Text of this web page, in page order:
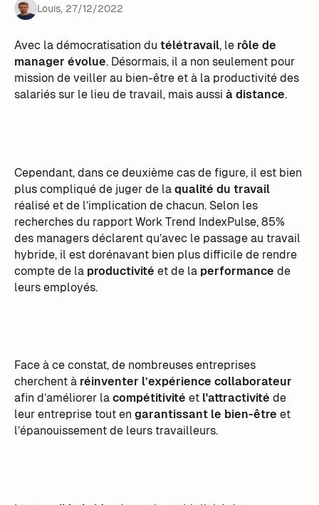
Louis, 27/12/2022
Avec la démocratisation du télétravail, le rôle de
manager évolue. Désormais, il a non seulement pour
mission de veiller au bien-être et à la productivité des
salariés sur le lieu de travail, mais aussi à distance.
Cependant, dans ce deuxième cas de figure, il est bien
plus compliqué de juger de laqualité du travail
réalisé et de l’implication de chacun. Selon les
recherches du rapport Work Trend IndexPulse, 85%
des managers déclarent qu’avec le passage au travail
hybride, il est dorénavant bien plus difficile de rendre
compte de la productivité et de la performance de
leurs employés.
Face à ce constat, de nombreuses entreprises
cherchent àréinventer l’expérience collaborateur
afin d’améliorer lacompétitivité et l'attractivité de
leur entreprise tout en garantissant le bien-être et
l’épanouissement de leurs travailleurs.